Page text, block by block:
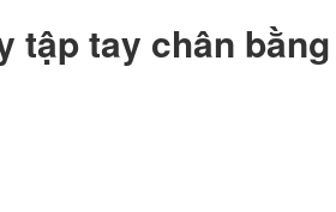
tập tay chân bằng